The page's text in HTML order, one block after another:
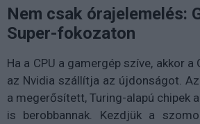
Nem csak órajelemelés:
Super-fokozaton
Ha a CPU a gamergép szíve, akkor a
az Nvidia szállítja az újdonságot.
a megerősített, Turing-alapú chipek
is berobbannak. Kezdjük a